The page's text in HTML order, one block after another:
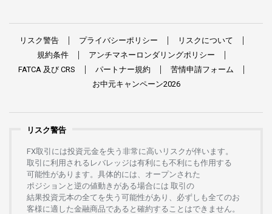
リスク警告 プライバシーポリシー
リスクについて
規約条件
アンチマネーロンダリングポリシー
FATCA 及び CRS パートナー規約 苦情申請フォーム
お中元キャンペーン2026
リスク警告
FX取引には投資元金を失う 非常に高い リスクが伴います。
取引に利用さ れる レバレッジは有利にも不利にも作用する
可能性があります。 具体的には、 オープンさ れた
ポジションと 逆の値動きがある場合には 取引の
結果投資元本の全てを失う 可能性があり、 必ずしも全てのお
客様に適した金融商品であると 確約することはできません。